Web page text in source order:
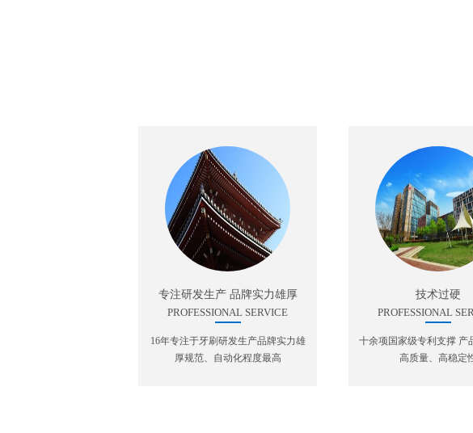
专注研发生产 品牌实力雄厚
PROFESSIONAL SERVICE
16年专注于牙刷研发生产品牌实力雄
厚规范、自动化程度最高
技术过硬
PROFESSIONAL
十余项国家级专利支撑 产
高质量、高稳定